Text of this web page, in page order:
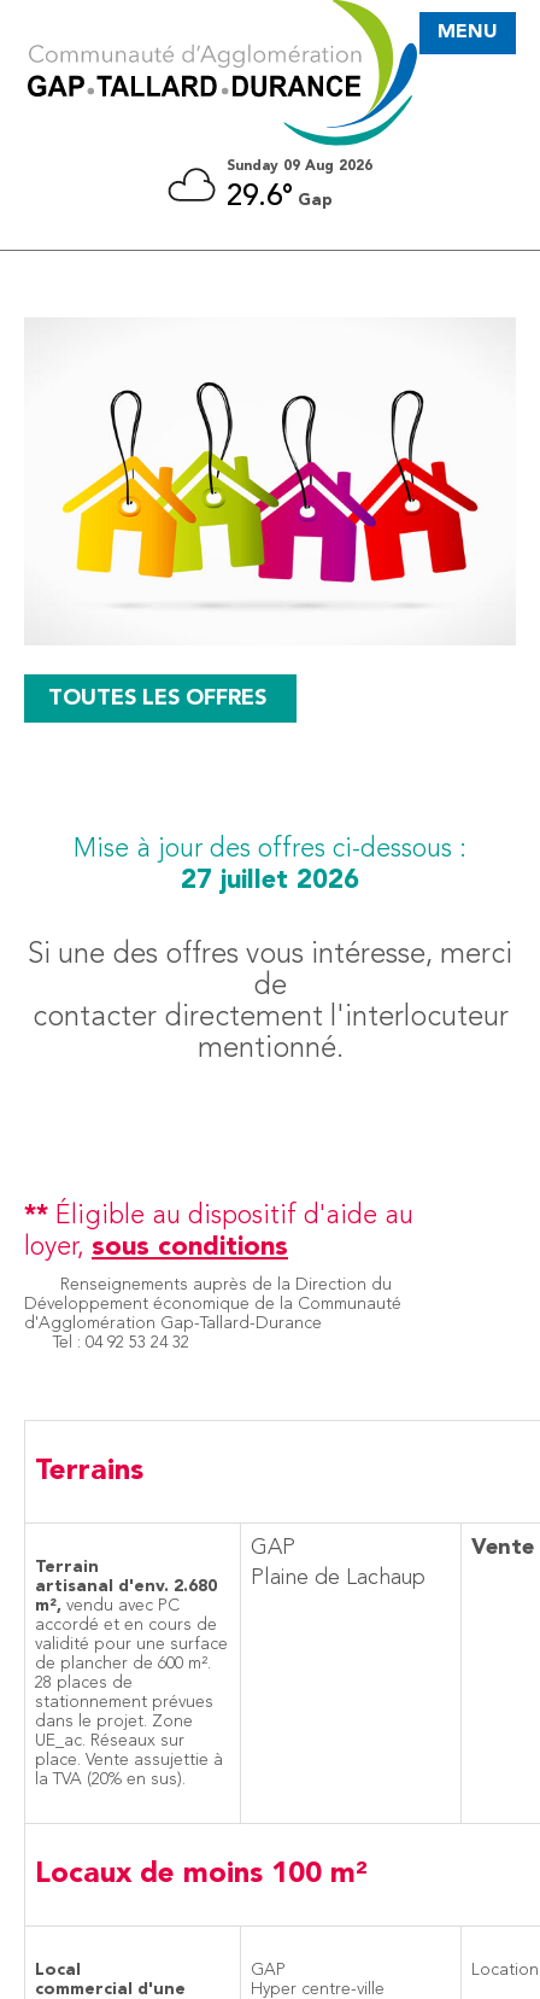
Sunday 09 Aug 2026
29.6° Gap
MENU
LOCAUX ET TERRAINS
TOUTES LES OFFRES
Mise à jour des offres ci-dessous :
27 juillet 2026
Si une des offres vous intéresse, merci
de
contacter directement l'interlocuteur
mentionné.
** Éligible au dispositif d'aide au
loyer, sous conditions
Renseignements auprès de la Direction du
Développement économique de la Communauté
d'Agglomération Gap-Tallard-Durance
Tel : 04 92 53 24 32
Terrains
Terrain
artisanal d'env. 2.680
m², vendu avec PC
accordé et en cours de
validité pour une surface
de plancher de 600 m².
28 places de
stationnement prévues
dans le projet. Zone
UE_ac. Réseaux sur
place. Vente assujettie à
la TVA (20% en sus).
GAP
Plaine de Lachaup
Vente
Locaux de moins 100 m²
Local
commercial d'une
GAP
Hyper centre-ville
Location